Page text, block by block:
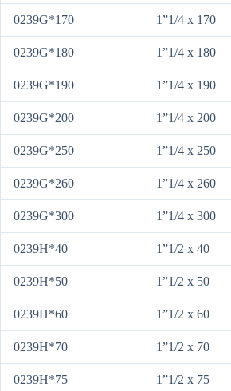
0239G*170 1”1/4 x 170
0239G*180 1”1/4 x 180
0239G*190 1”1/4 x 190
0239G*200 1”1/4 x 200
0239G*250 1”1/4 x 250
0239G*260 1”1/4 x 260
0239G*300 1”1/4 x 300
0239H*40 1”1/2 x 40
0239H*50 1”1/2 x 50
0239H*60 1”1/2 x 60
0239H*70 1”1/2 x 70
0239H*75 1”1/2 x 75